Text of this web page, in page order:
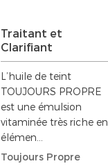
Traitant et
Clarifiant
L’huile de teint
TOUJOURS PROPRE
est une émulsion
vitaminée très riche en
élémen...
Toujours Propre